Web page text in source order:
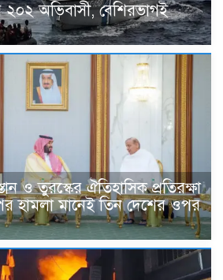
২০২ অভিবাসী, বেশিরভাগই
ও তুরস্কের ঐতিহাসিক প্রতিরক্ষা
হামলা মানেই তিন দেশের ওপর